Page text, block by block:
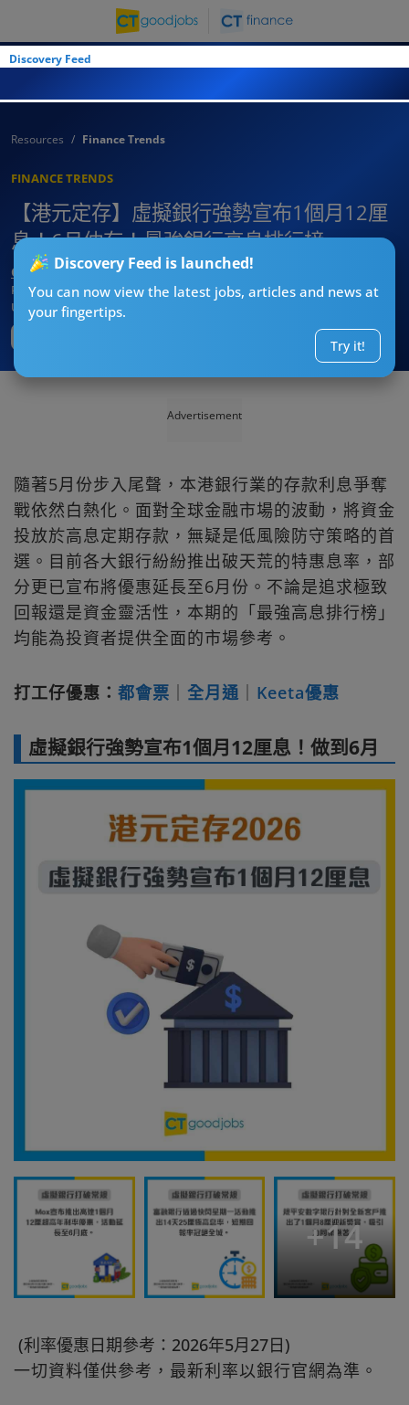
Discovery Feed
Discovery Feed is launched!
You can now view the latest jobs, articles and news at
your fingertips.
Try it!
Resources Finance Trends
FINANCE TRENDS
【港元定存】虛擬銀行強勢宣布1個月12厘
息！6月仲有！最強銀行高息排行榜
CT著數精算師
Published: 2026-07-30 11:05
Updated:2026-07-30 11:05
Advertisement
隨著5月份步入尾聲，本港銀行業的存款利息爭奪
戰依然白熱化。面對全球金融市場的波動，將資金
投放於高息定期存款，無疑是低風險防守策略的首
選。目前各大銀行紛紛推出破天荒的特惠息率，部
分更已宣布將優惠延長至6月份。不論是追求極致
回報還是資金靈活性，本期的「最強高息排行榜」
均能為投資者提供全面的市場參考。
打工仔優惠： 都會票 全月通 Keeta優惠
虛擬銀行強勢宣布1個月12厘息！做到6月
+14
(利率優惠日期參考：2026年5月27日)
一切資料僅供參考，最新利率以銀行官網為準。